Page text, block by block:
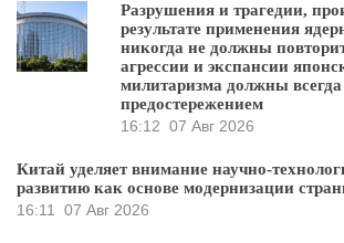
Разрушения и трагедии,
результате применения
никогда не должны
агрессии и экспансии
милитаризма должны
предостережением
16:12 07 Авг 2026
Китай уделяет внимание научно-
развитию как основе модернизации
16:11
07 Авг 2026